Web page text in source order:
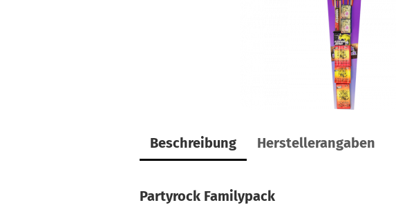
Beschreibung Herstellerangaben
Partyrock Familypack